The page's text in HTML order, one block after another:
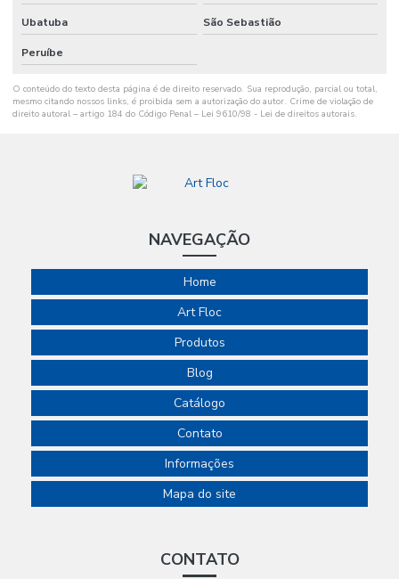
Ubatuba São Sebastião
Peruíbe
O conteúdo do texto desta página é de direito reservado. Sua reprodução, parcial ou total,
mesmo citando nossos links, é proibida sem a autorização do autor. Crime de violação de
direito autoral – artigo 184 do Código Penal – Lei 9610/98 - Lei de direitos autorais.
NAVEGAÇÃO
Home
Art Floc
Produtos
Blog
Catálogo
Contato
Informações
Mapa do site
CONTATO